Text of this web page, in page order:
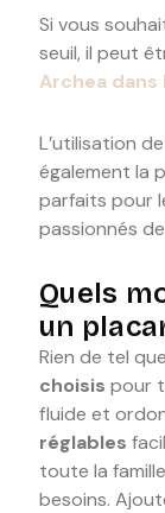
Si vous
seuil, il peut
Archea dans
L’utilisation de
également la
parfaits pour
passionnés
Quels
un
Rien de tel
choisis pour
fluide et
réglables
toute la
besoins.